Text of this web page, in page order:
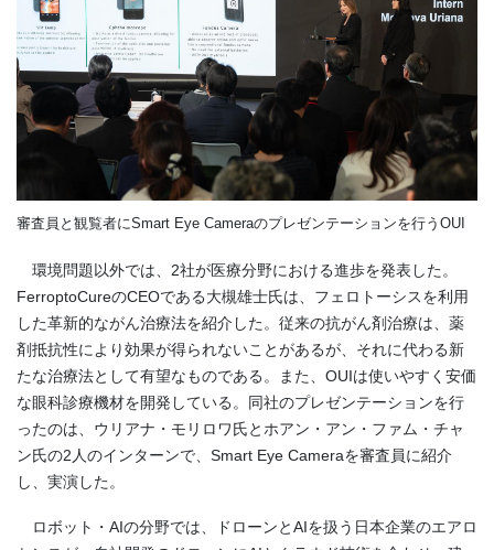
審査員と観覧者にSmart Eye Cameraのプレゼンテーションを行うOUI
環境問題以外では、2社が医療分野における進歩を発表した。
FerroptoCureのCEOである大槻雄士氏は、フェロトーシスを利用
した革新的ながん治療法を紹介した。従来の抗がん剤治療は、薬
剤抵抗性により効果が得られないことがあるが、それに代わる新
たな治療法として有望なものである。また、OUIは使いやすく安価
な眼科診療機材を開発している。同社のプレゼンテーションを行
ったのは、ウリアナ・モリロワ氏とホアン・アン・ファム・チャ
ン氏の2人のインターンで、Smart Eye Cameraを審査員に紹介
し、実演した。
ロボット・AIの分野では、ドローンとAIを扱う日本企業のエアロ